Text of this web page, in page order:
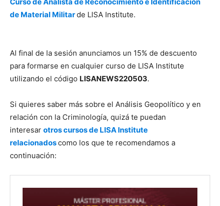
de Material Militarde LISA Institute.
Al final de la sesión anunciamos un 15% de descuento
para formarse en cualquier curso de LISA Institute
utilizando el código LISANEWS220503.
Si quieres saber más sobre el Análisis Geopolítico y en
relación con la Criminología, quizá te puedan
interesar otros cursos de LISA Institute
relacionadoscomo los que te recomendamos a
continuación: